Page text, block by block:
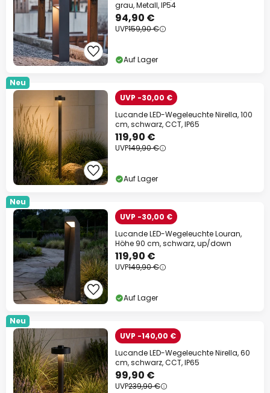
grau, Metall, IP54
94,90 €
UVP159,90 €
Auf Lager
Neu
UVP -30,00 €
Lucande LED-Wegeleuchte Nirella, 100
cm, schwarz, CCT, IP65
119,90 €
UVP149,90 €
Auf Lager
Neu
UVP -30,00 €
Lucande LED-Wegeleuchte Louran,
Höhe 90 cm, schwarz, up/down
119,90 €
UVP149,90 €
Auf Lager
Neu
UVP -140,00 €
Lucande LED-Wegeleuchte Nirella, 60
cm, schwarz, CCT, IP65
99,90 €
UVP239,90 €